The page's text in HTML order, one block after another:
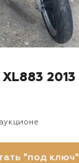
2013
"под ключ"